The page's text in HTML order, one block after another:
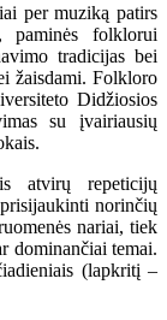
per muziką patirs
paminės folklorui
tradicijas bei
žaisdami. Folkloro
Didžiosios
su įvairiausių
atvirų repeticijų
norinčių
nariai, tiek
dominančiai temai.
(lapkritį –